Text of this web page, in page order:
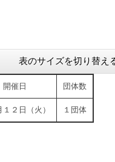
表のサイズを切り替え
開催日 団体数
２日（火） １団体